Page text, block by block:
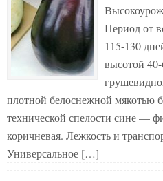
Период от
115-130
высотой
плотной белоснежной мякотью
технической спелости сине —
коричневая. Лежкость и
Универсальное […]